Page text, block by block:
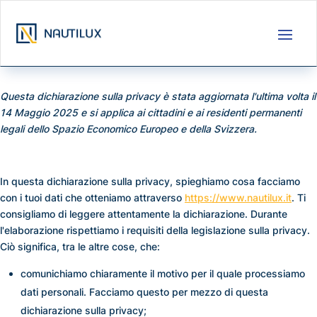
Questa dichiarazione sulla privacy è stata aggiornata l'ultima volta il
14 Maggio 2025 e si applica ai cittadini e ai residenti permanenti
legali dello Spazio Economico Europeo e della Svizzera.
In questa dichiarazione sulla privacy, spieghiamo cosa facciamo
con i tuoi dati che otteniamo attraverso https://www.nautilux.it. Ti
consigliamo di leggere attentamente la dichiarazione. Durante
l'elaborazione rispettiamo i requisiti della legislazione sulla privacy.
Ciò significa, tra le altre cose, che:
comunichiamo chiaramente il motivo per il quale processiamo
dati personali. Facciamo questo per mezzo di questa
dichiarazione sulla privacy;